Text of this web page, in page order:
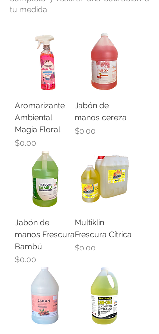
tu medida.
Aromarizante
Ambiental
Magia Floral
Precio
$0.00
Jabón de
manos cereza
Precio
$0.00
Jabón de
manos Frescura
Bambú
Precio
$0.00
Multiklin
Frescura Cítrica
Precio
$0.00